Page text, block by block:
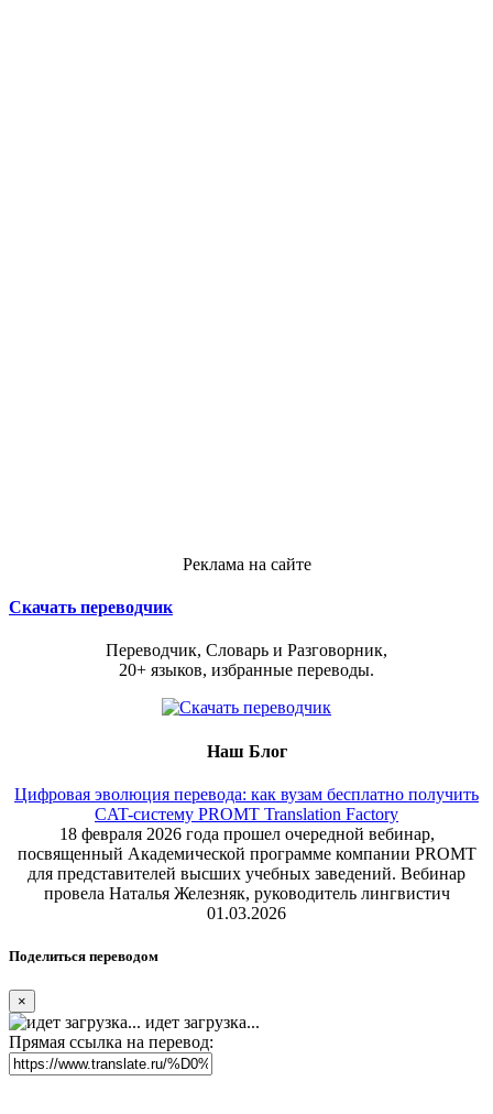
Реклама на сайте
Скачать переводчик
Переводчик, Словарь и Разговорник,
20+ языков, избранные переводы.
Наш Блог
Цифровая эволюция перевода: как вузам бесплатно получить
CAT-систему PROMT Translation Factory
18 февраля 2026 года прошел очередной вебинар,
посвященный Академической программе компании PROMT
для представителей высших учебных заведений. Вебинар
провела Наталья Железняк, руководитель лингвистич
01.03.2026
Поделиться переводом
×
идет загрузка...
Прямая ссылка на перевод: